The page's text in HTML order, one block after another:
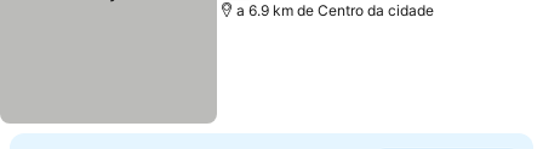
a 6.9 km de Centro da cidade